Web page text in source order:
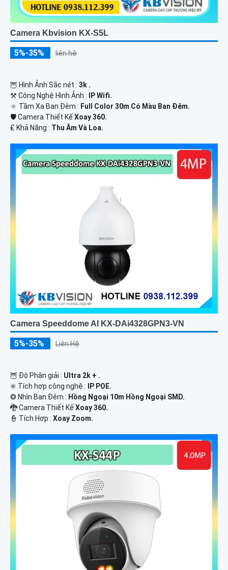
Camera Kbvision KX-S5L
5%-35% liên hệ
🦉 Hình Ảnh Sắc nét : 3k .
⚒ Công Nghệ Hình Ảnh : IP Wifi.
🔅 Tầm Xa Ban Đêm : Full Color 30m Có Màu Ban Ðêm.
🛡 Camera Thiết KếXoay 360.
️₤ Khả Năng : Thu Âm Và Loa.
Camera Speeddome AI KX-DAi4328GPN3-VN
5%-35% Liên Hệ
🦉 Độ Phân giải : Ultra 2k + .
✳️ Tích hợp công nghệ :
IP POE.
❂ Nhìn Ban Đêm : Hồng Ngoại 10m Hồng Ngoại SMD.
🐉️ Camera Thiết Kế Xoay 360.
️👮 Tích Hợp : Xoay Zoom.